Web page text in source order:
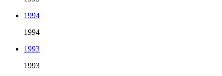
1994
1994
1993
1993